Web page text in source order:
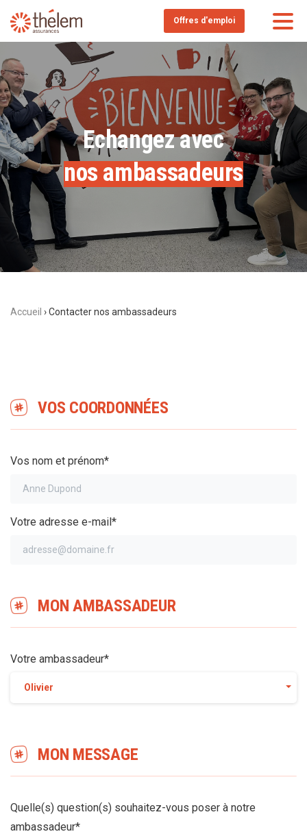
Offres d'emploi
Echangez avec
nos ambassadeurs
Accueil ›Contacter nos ambassadeurs
VOS COORDONNÉES
Vos nom et prénom*
Votre adresse e-mail*
MON AMBASSADEUR
Votre ambassadeur*
Olivier
MON MESSAGE
Quelle(s) question(s) souhaitez-vous poser à notre
ambassadeur*